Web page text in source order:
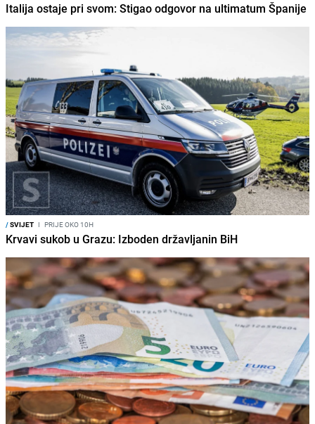
Italija ostaje pri svom: Stigao odgovor na ultimatum Španije
/SVIJET I PRIJE OKO 10H
Krvavi sukob u Grazu: Izboden državljanin BiH